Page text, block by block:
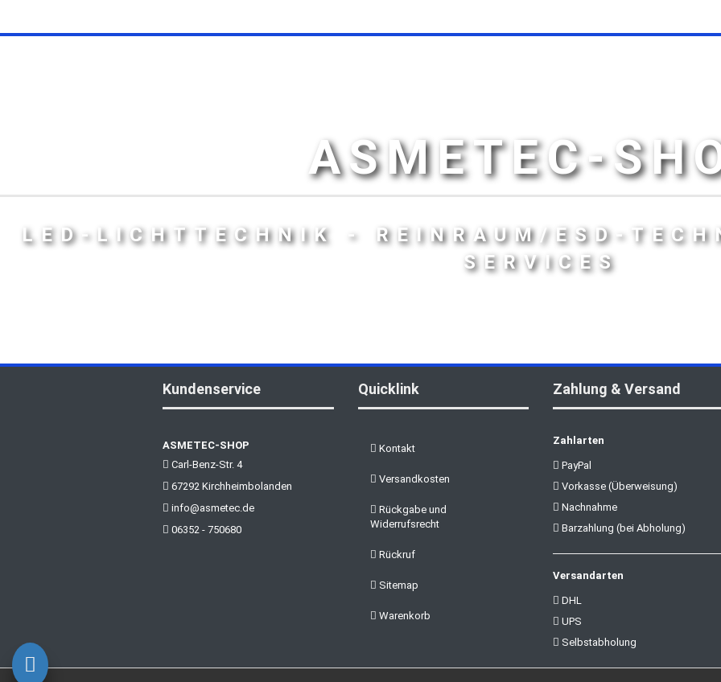
ASMETEC-
LED-LICHTTECHNIK - REINRAUM/ESD-
SERVICES
Kundenservice
ASMETEC-SHOP
Carl-Benz-Str. 4
67292 Kirchheimbolanden
info@asmetec.de
06352 - 750680
Quicklink
Kontakt
Versandkosten
Rückgabe und
Widerrufsrecht
Rückruf
Sitemap
Warenkorb
Zahlung & Versand
Zahlarten
PayPal
Vorkasse (Überweisung)
Nachnahme
Barzahlung (bei Abholung)
Versandarten
DHL
UPS
Selbstabholung